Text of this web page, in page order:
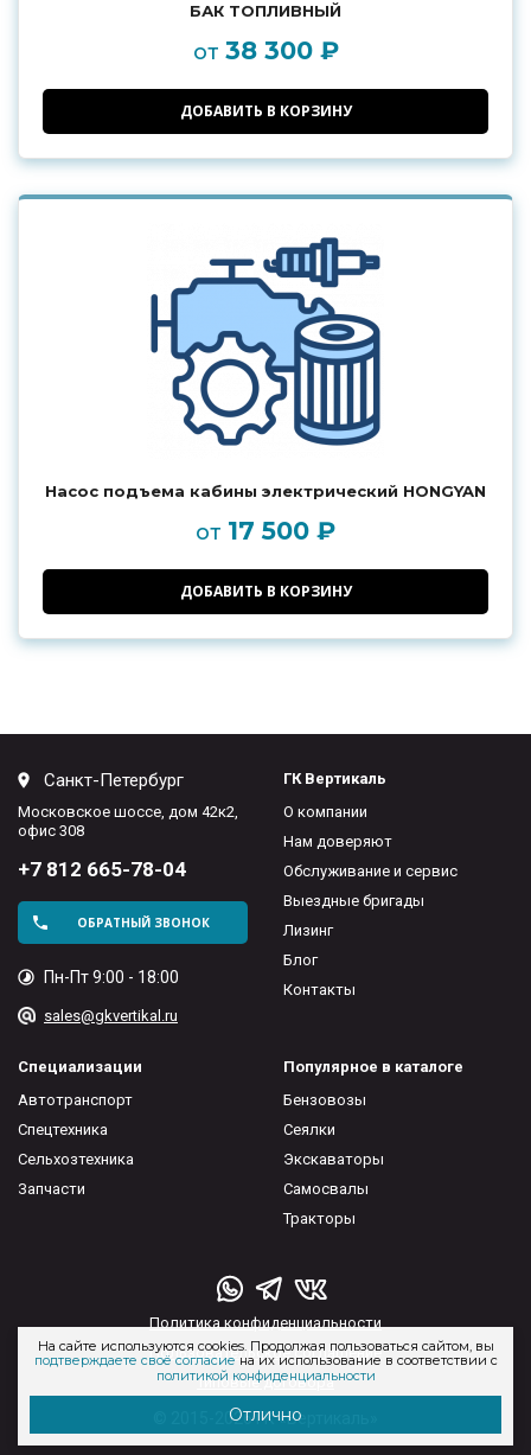
БАК ТОПЛИВНЫЙ
от 38 300 ₽
ДОБАВИТЬ В КОРЗИНУ
Насос подъема кабины электрический HONGYAN
от 17 500 ₽
ДОБАВИТЬ В КОРЗИНУ
Санкт-Петербург
Московское шоссе, дом 42к2,
офис 308
+7 812 665-78-04
ОБРАТНЫЙ ЗВОНОК
Пн-Пт 9:00 - 18:00
sales@gkvertikal.ru
ГК Вертикаль
О компании
Нам доверяют
Обслуживание и сервис
Выездные бригады
Лизинг
Блог
Контакты
Специализации
Автотранспорт
Спецтехника
Сельхозтехника
Запчасти
Популярное в каталоге
Бензовозы
Сеялки
Экскаваторы
Самосвалы
Тракторы
Политика конфиденциальности
Пользовательское соглашение
Типовые договора
© 2015-2026 ГК «Вертикаль»
На сайте используются cookies. Продолжая пользоваться сайтом, вы
подтверждаете своё согласие на их использование в соответствии с
политикой конфиденциальности
Отлично